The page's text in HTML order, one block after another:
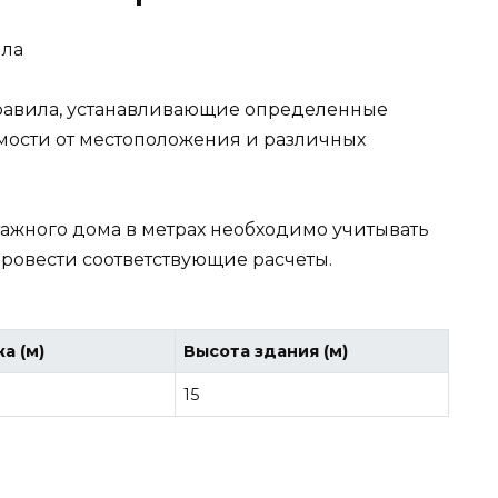
устанавливающие определенные
от местоположения и различных
дома в метрах необходимо учитывать
соответствующие расчеты.
(м) Высота здания (м)
15